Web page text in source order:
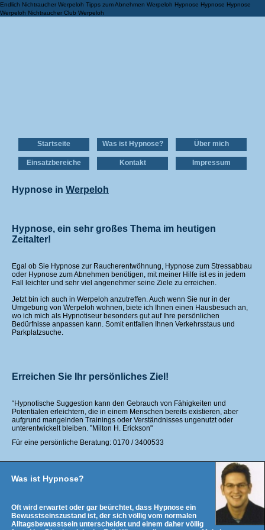
Endlich Nichtraucher Werpeloh Tipps zum Abnehmen Werpeloh Hypnose Hypnose Hypnose
Werpeloh Nichtraucher Club Werpeloh
Startseite Was ist Hypnose? Über mich
Einsatzbereiche Kontakt Impressum
Hypnose in Werpeloh
Hypnose, ein sehr großes Thema im heutigen
Zeitalter!
Egal ob Sie Hypnose zur Raucherentwöhnung, Hypnose zum Stressabbau
oder Hypnose zum Abnehmen benötigen, mit meiner Hilfe ist es in jedem
Fall leichter und sehr viel angenehmer seine Ziele zu erreichen.
Jetzt bin ich auch in Werpeloh anzutreffen. Auch wenn Sie nur in der
Umgebung von Werpeloh wohnen, biete ich Ihnen einen Hausbesuch an,
wo ich mich als Hypnotiseur besonders gut auf Ihre persönlichen
Bedürfnisse anpassen kann. Somit entfallen Ihnen Verkehrsstaus und
Parkplatzsuche.
Erreichen Sie Ihr persönliches Ziel!
“Hypnotische Suggestion kann den Gebrauch von Fähigkeiten und
Potentialen erleichtern, die in einem Menschen bereits existieren, aber
aufgrund mangelnden Trainings oder Verständnisses ungenutzt oder
unterentwickelt bleiben. ”Milton H. Erickson"
Für eine persönliche Beratung: 0170 / 3400533
Was ist Hypnose?
Oft wird erwartet oder gar beürchtet, dass Hypnose ein
Bewusstseinszustand ist, der sich völlig vom normalen
Alltagsbewusstsein unterscheidet und einem daher völlig